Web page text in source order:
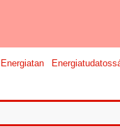
Energiatan